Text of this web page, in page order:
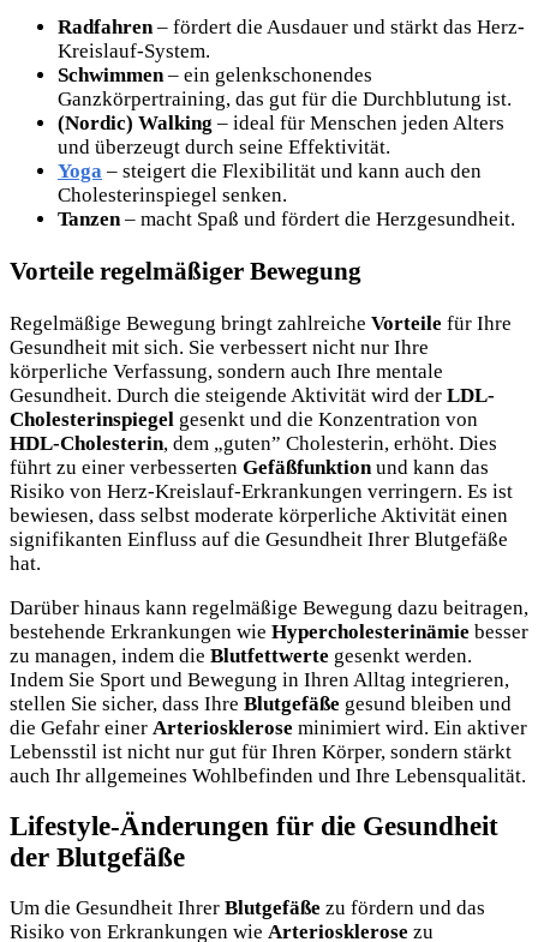
Radfahren – fördert die Ausdauer und stärkt das Herz-
Kreislauf-System.
Schwimmen – ein gelenkschonendes
Ganzkörpertraining, das gut für die Durchblutung ist.
(Nordic) Walking – ideal für Menschen jeden Alters
und überzeugt durch seine Effektivität.
Yoga – steigert die Flexibilität und kann auch den
Cholesterinspiegel senken.
Tanzen – macht Spaß und fördert die Herzgesundheit.
Vorteile regelmäßiger Bewegung
Regelmäßige Bewegung bringt zahlreiche Vorteile für Ihre
Gesundheit mit sich. Sie verbessert nicht nur Ihre
körperliche Verfassung, sondern auch Ihre mentale
Gesundheit. Durch die steigende Aktivität wird der LDL-
Cholesterinspiegel gesenkt und die Konzentration von
HDL-Cholesterin, dem „guten” Cholesterin, erhöht. Dies
führt zu einer verbesserten Gefäßfunktion und kann das
Risiko von Herz-Kreislauf-Erkrankungen verringern. Es ist
bewiesen, dass selbst moderate körperliche Aktivität einen
signifikanten Einfluss auf die Gesundheit Ihrer Blutgefäße
hat.
Darüber hinaus kann regelmäßige Bewegung dazu beitragen,
bestehende Erkrankungen wie Hypercholesterinämie besser
zu managen, indem die Blutfettwerte gesenkt werden.
Indem Sie Sport und Bewegung in Ihren Alltag integrieren,
stellen Sie sicher, dass Ihre Blutgefäße gesund bleiben und
die Gefahr einer Arteriosklerose minimiert wird. Ein aktiver
Lebensstil ist nicht nur gut für Ihren Körper, sondern stärkt
auch Ihr allgemeines Wohlbefinden und Ihre Lebensqualität.
Lifestyle-Änderungen für die Gesundheit
der Blutgefäße
Um die Gesundheit Ihrer Blutgefäße zu fördern und das
Risiko von Erkrankungen wie Arteriosklerose zu